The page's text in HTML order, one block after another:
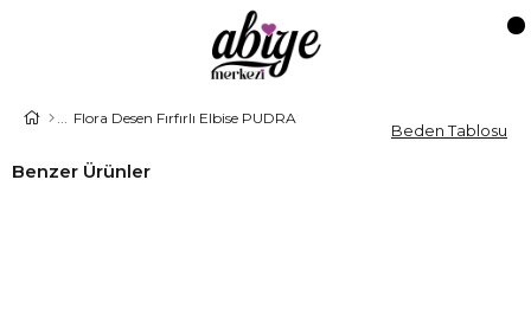
Flora Desen Fırfırlı Elbise PUDRA
Benzer Ürünler
Beden Tablosu